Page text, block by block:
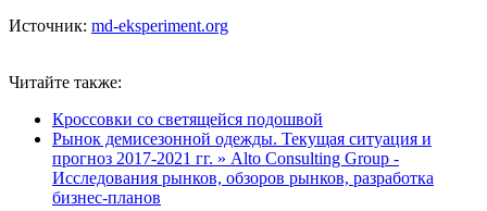
Источник: md-eksperiment.org
Читайте также:
Кроссовки со светящейся подошвой
Рынок демисезонной одежды. Текущая ситуация и
прогноз 2017-2021 гг. » Alto Consulting Group -
Исследования рынков, обзоров рынков, разработка
бизнес-планов